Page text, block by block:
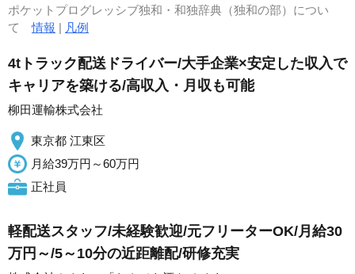
ポケットプログレッシブ独和・和独辞典（独和の部）につい
て情報 | 凡例
4tトラック配送ドライバー/大手企業×安定した収入で
キャリアを築ける/高収入・月収も可能
柳田運輸株式会社
東京都 江東区
月給39万円～60万円
正社員
軽配送スタッフ/未経験歓迎/元フリーターOK/月給30
万円～/5～10分の近距離配/研修充実